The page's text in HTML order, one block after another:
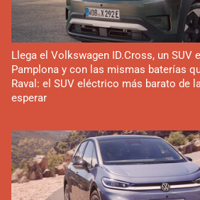
Llega el Volkswagen ID.Cross, un SUV
Pamplona y con las mismas baterías
Raval: el SUV eléctrico más barato de
esperar